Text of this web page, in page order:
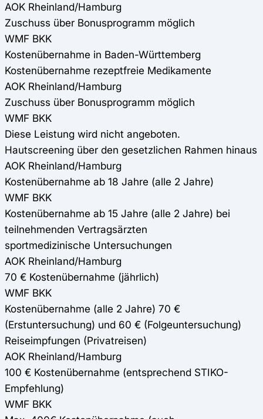
AOK Rheinland/Hamburg
Zuschuss über Bonusprogramm möglich
WMF BKK
Kostenübernahme in Baden-Württemberg
Kostenübernahme rezeptfreie Medikamente
AOK Rheinland/Hamburg
Zuschuss über Bonusprogramm möglich
WMF BKK
Diese Leistung wird nicht angeboten.
Hautscreening über den gesetzlichen Rahmen hinaus
AOK Rheinland/Hamburg
Kostenübernahme ab 18 Jahre (alle 2 Jahre)
WMF BKK
Kostenübernahme ab 15 Jahre (alle 2 Jahre) bei
teilnehmenden Vertragsärzten
sportmedizinische Untersuchungen
AOK Rheinland/Hamburg
70 € Kostenübernahme (jährlich)
WMF BKK
Kostenübernahme (alle 2 Jahre) 70 €
(Erstuntersuchung) und 60 € (Folgeuntersuchung)
Reiseimpfungen (Privatreisen)
AOK Rheinland/Hamburg
100 € Kostenübernahme (entsprechend STIKO-
Empfehlung)
WMF BKK